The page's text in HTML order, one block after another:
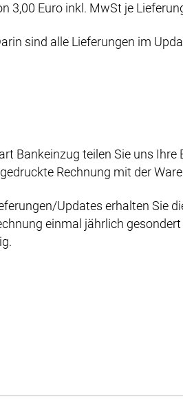
3,00 Euro inkl. MwSt je
sind alle Lieferungen im
Bankeinzug teilen Sie uns Ihre
Rechnung mit der
Updates erhalten Sie
einmal jährlich